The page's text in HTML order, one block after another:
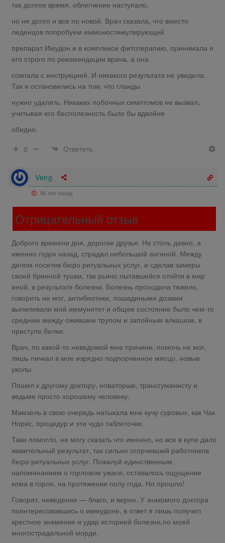
так долгое время, облегчение наступало.
но не долго и все по новой. Врач сказала, что вместо
леденцов попробуем иммоностимулирующий
препарат Имудон и в комплексе фитотерапию, принимала я
его строго по рекомендации врача, а она
совпала с инструкцией. И никакого результата не увидела.
Так и остановились на том, что гланды
нужно удалять. Никаких побочных симптомов не вызвал,
учитывая его бесполезность было бы вдвойне
обидно.
0
Ответить
Veng
56 лет назад
Отрицательный отзыв
Доброго времени дня, дорогие друзья. Не столь давно, а
именно годок назад, страдал небольшой ангиной. Между
делом посетив бюро ритуальных услуг, и сделав замеры
своей бренной тушки, так рьяно пытавшейся отойти в мир
иной, в результате болезни. Болезнь проходила тяжело,
говорить не мог, антибиотики, лошадиными дозами
выпиливали мой иммунитет и общее состояние было чем-то
средним между ожившим трупом и запойным алкашом, в
приступе белки.
Врач, по какой-то неведомой мне причине, помочь не мог,
лишь пичкал в мое изрядно подпорченное мясцо, новые
уколы.
Пошел к другому доктору, новаторше, трансгуманисту и
ведьме просто хорошему человеку.
Мамзель в свою очередь натыкала мне кучу суровых, как Чак
Норис, процедур и эти чудо таблеточки.
Таки помогло, не могу сказать что именно, но все в купе дало
живительный результат, так сильно огорчивший работников
бюро ритуальных услуг. Пожалуй единственным
напоминанием о горловом ужасе, оставалось ощущение
кома в горле, на протяжении полу года. Но прошло!
Говорят, неведение — благо, и верно. У знакомого доктора
поинтересовавшись о иммудоне, в ответ я лишь получил
крестное знамение и удар историей болезни,по моей
многострадальной морде.